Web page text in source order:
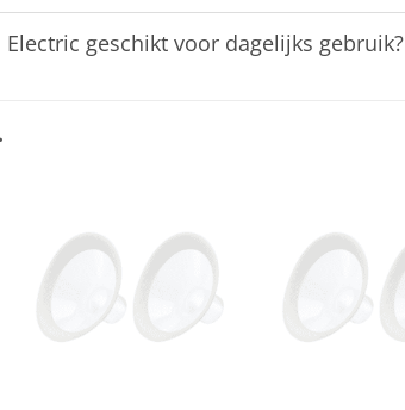
geschikt voor dagelijks gebruik?